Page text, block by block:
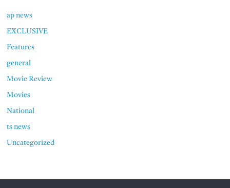
ap news
EXCLUSIVE
Features
general
Movie Review
Movies
National
ts news
Uncategorized